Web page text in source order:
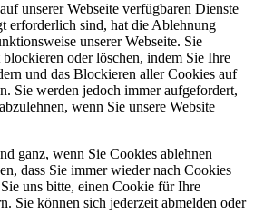
unserer Webseite verfügbaren Dienste
erforderlich sind, hat die Ablehnung
unserer Webseite. Sie
oder löschen, indem Sie Ihre
und das Blockieren aller Cookies auf
Sie werden jedoch immer aufgefordert,
wenn Sie unsere Website
ganz, wenn Sie Cookies ablehnen
dass Sie immer wieder nach Cookies
uns bitte, einen Cookie für Ihre
Sie können sich jederzeit abmelden oder